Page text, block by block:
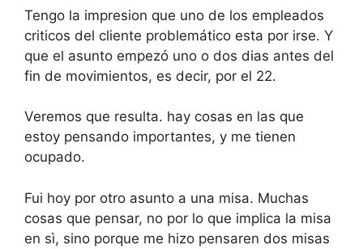
Tengo la impresion que uno de los empleados
criticos del cliente problemático esta por irse. Y
que el asunto empezó uno o dos dias antes del
fin de movimientos, es decir, por el 22.
Veremos que resulta. hay cosas en las que
estoy pensando importantes, y me tienen
ocupado.
Fui hoy por otro asunto a una misa. Muchas
cosas que pensar, no por lo que implica la misa
en sì, sino porque me hizo pensaren dos misas